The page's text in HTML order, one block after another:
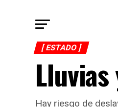
[ ESTADO ]
Hay riesgo de